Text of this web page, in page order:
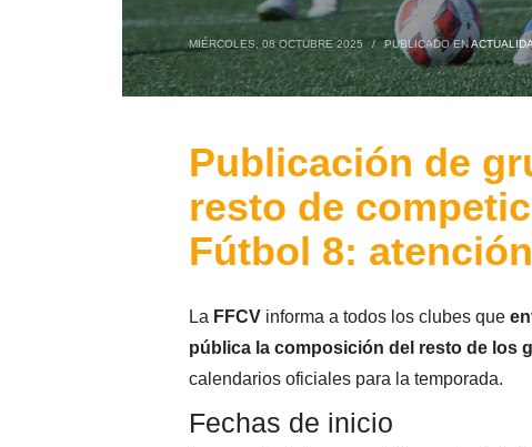
MIÉRCOLES, 08 OCTUBRE 2025 / PUBLICADO EN
Publicación de
resto de
Fútbol 8:
La FFCVinforma a todos los clubes que
pública la composición del resto de los
calendarios oficiales para la temporada.
Fechas de inicio